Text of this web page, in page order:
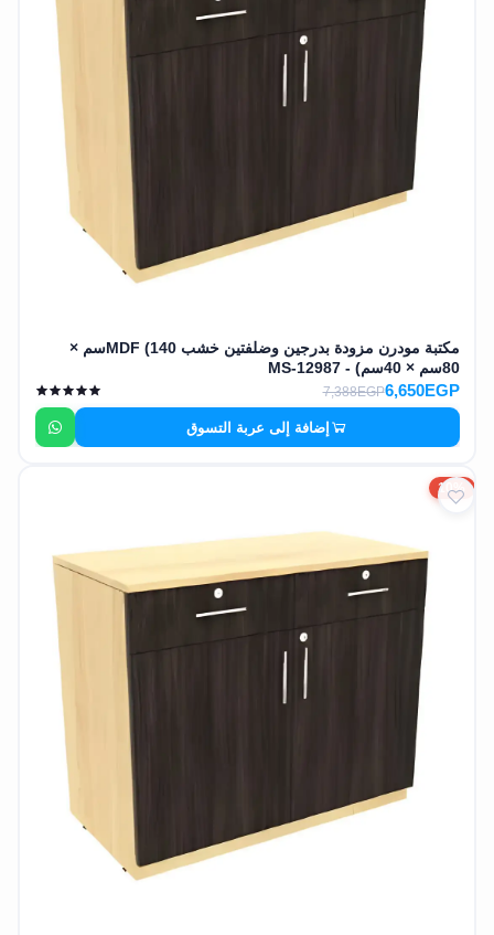
مكتبة مودرن مزودة بدرجين وضلفتين خشب MDF (140سم ×
80سم × 40سم) - MS-12987
6,650EGP
7,388EGP
إضافة إلى عربة التسوق
10%